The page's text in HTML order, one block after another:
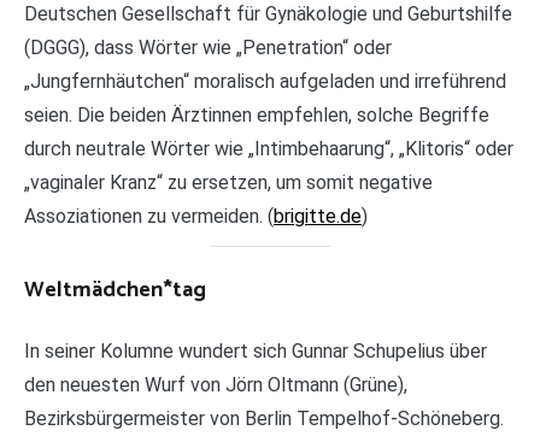
Deutschen Gesellschaft für Gynäkologie und Geburtshilfe
(DGGG), dass Wörter wie „Penetration“ oder
„Jungfernhäutchen“ moralisch aufgeladen und irreführend
seien. Die beiden Ärztinnen empfehlen, solche Begriffe
durch neutrale Wörter wie „Intimbehaarung“, „Klitoris“ oder
„vaginaler Kranz“ zu ersetzen, um somit negative
Assoziationen zu vermeiden. (brigitte.de)
Weltmädchen*tag
In seiner Kolumne wundert sich Gunnar Schupelius über
den neuesten Wurf von Jörn Oltmann (Grüne),
Bezirksbürgermeister von Berlin Tempelhof-Schöneberg.